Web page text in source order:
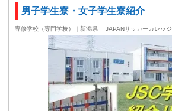
男子学生寮・女子学生寮紹介
専修学校（専門学校）｜新潟県 JAPANサッカーカレッジ